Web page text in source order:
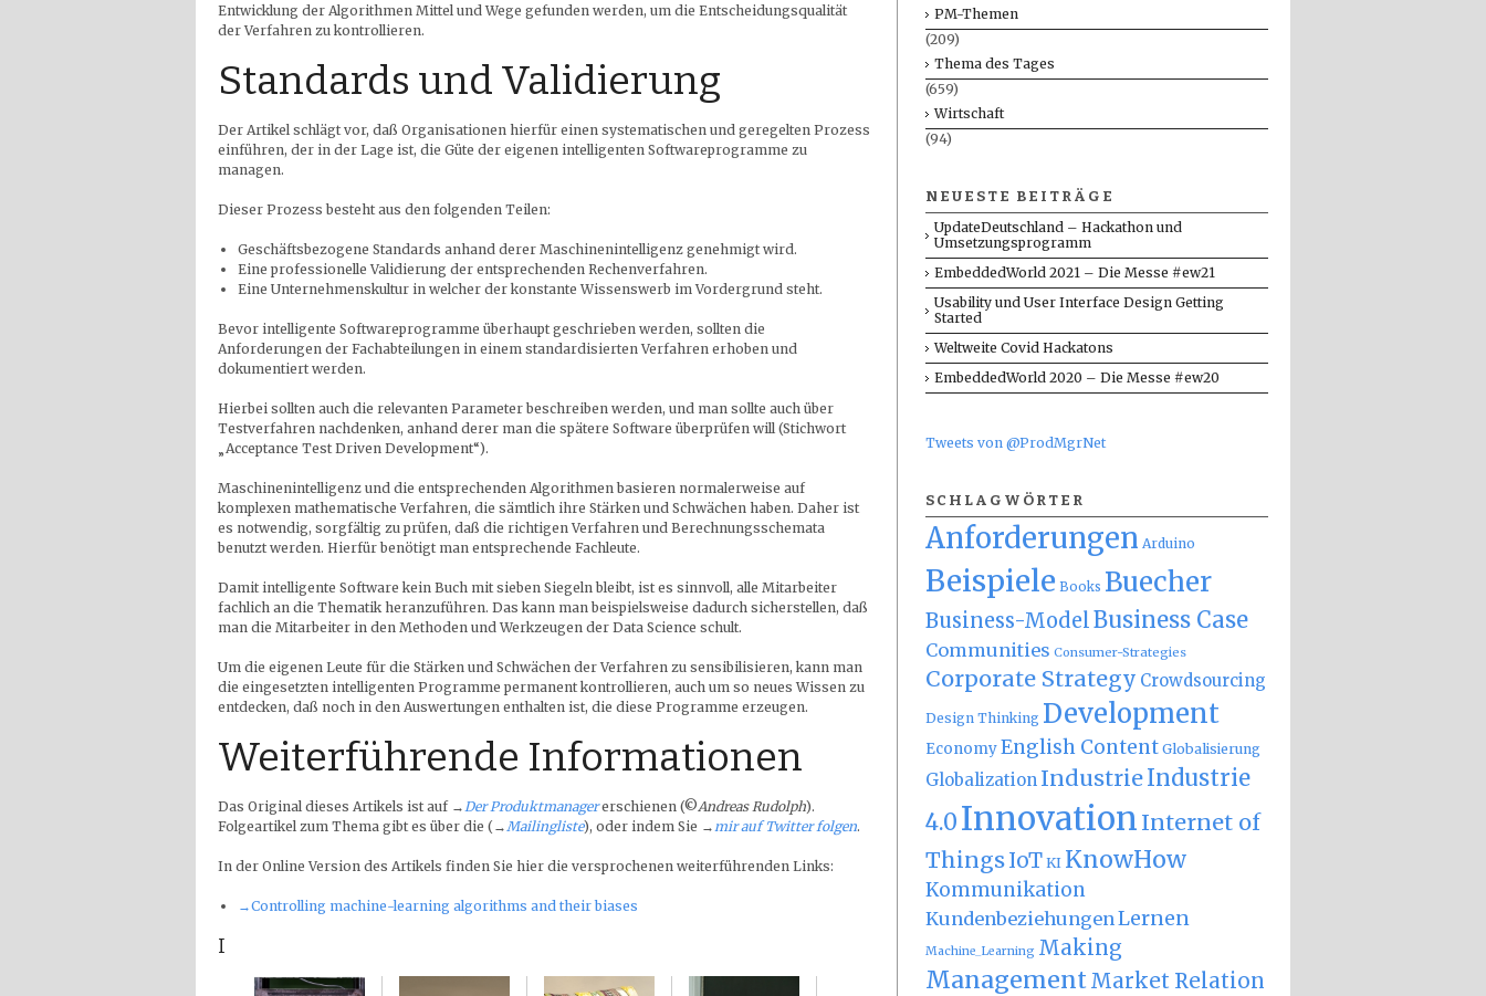
Entwicklung der Algorithmen Mittel und Wege gefunden werden, um die Entscheidungsqualität
der Verfahren zu kontrollieren.
Standards und Validierung
Der Artikel schlägt vor, daß Organisationen hierfür einen systematischen und geregelten Prozess
einführen, der in der Lage ist, die Güte der eigenen intelligenten Softwareprogramme zu
managen.
Dieser Prozess besteht aus den folgenden Teilen:
Geschäftsbezogene Standards anhand derer Maschinenintelligenz genehmigt wird.
Eine professionelle Validierung der entsprechenden Rechenverfahren.
Eine Unternehmenskultur in welcher der konstante Wissenswerb im Vordergrund steht.
Bevor intelligente Softwareprogramme überhaupt geschrieben werden, sollten die
Anforderungen der Fachabteilungen in einem standardisierten Verfahren erhoben und
dokumentiert werden.
Hierbei sollten auch die relevanten Parameter beschreiben werden, und man sollte auch über
Testverfahren nachdenken, anhand derer man die spätere Software überprüfen will (Stichwort
„Acceptance Test Driven Development“).
Maschinenintelligenz und die entsprechenden Algorithmen basieren normalerweise auf
komplexen mathematische Verfahren, die sämtlich ihre Stärken und Schwächen haben. Daher ist
es notwendig, sorgfältig zu prüfen, daß die richtigen Verfahren und Berechnungsschemata
benutzt werden. Hierfür benötigt man entsprechende Fachleute.
Damit intelligente Software kein Buch mit sieben Siegeln bleibt, ist es sinnvoll, alle Mitarbeiter
fachlich an die Thematik heranzuführen. Das kann man beispielsweise dadurch sicherstellen, daß
man die Mitarbeiter in den Methoden und Werkzeugen der Data Science schult.
Um die eigenen Leute für die Stärken und Schwächen der Verfahren zu sensibilisieren, kann man
die eingesetzten intelligenten Programme permanent kontrollieren, auch um so neues Wissen zu
entdecken, daß noch in den Auswertungen enthalten ist, die diese Programme erzeugen.
Weiterführende Informationen
Das Original dieses Artikels ist auf → Der Produktmanagererschienen (©Andreas Rudolph).
Folgeartikel zum Thema gibt es über die (→ Mailingliste), oder indem Sie → mir auf Twitter folgen.
In der Online Version des Artikels finden Sie hier die versprochenen weiterführenden Links:
→Controlling machine-learning algorithms and their biases
I
PM-Themen
(209)
Thema des Tages
(659)
Wirtschaft
(94)
NEUESTE BEITRÄGE
UpdateDeutschland – Hackathon und
Umsetzungsprogramm
EmbeddedWorld 2021 – Die Messe #ew21
Usability und User Interface Design Getting
Started
Weltweite Covid Hackatons
EmbeddedWorld 2020 – Die Messe #ew20
Tweets von @ProdMgrNet
SCHLAGWÖRTER
Anforderungen Arduino
Beispiele Books Buecher
Business-Model Business Case
Communities Consumer-Strategies
Corporate Strategy Crowdsourcing
Design Thinking Development
EconomyEnglish Content Globalisierung
Globalization IndustrieIndustrie
4.0Innovation Internet of
ThingsIoT KI KnowHow
Kommunikation
Kundenbeziehungen Lernen
Machine_Learning Making
Management Market Relation